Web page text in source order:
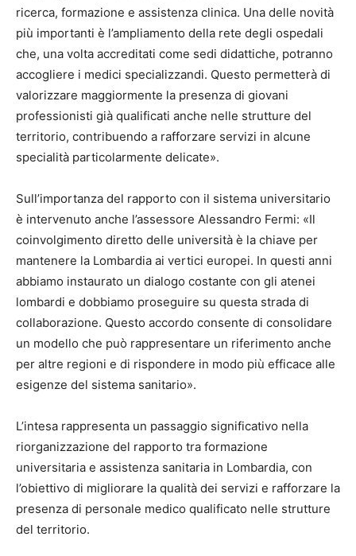
ricerca, formazione e assistenza clinica. Una delle novità
più importanti è l’ampliamento della rete degli ospedali
che, una volta accreditati come sedi didattiche, potranno
accogliere i medici specializzandi. Questo permetterà di
valorizzare maggiormente la presenza di giovani
professionisti già qualificati anche nelle strutture del
territorio, contribuendo a rafforzare servizi in alcune
specialità particolarmente delicate».
Sull’importanza del rapporto con il sistema universitario
è intervenuto anche l’assessore Alessandro Fermi: «Il
coinvolgimento diretto delle università è la chiave per
mantenere la Lombardia ai vertici europei. In questi anni
abbiamo instaurato un dialogo costante con gli atenei
lombardi e dobbiamo proseguire su questa strada di
collaborazione. Questo accordo consente di consolidare
un modello che può rappresentare un riferimento anche
per altre regioni e di rispondere in modo più efficace alle
esigenze del sistema sanitario».
L’intesa rappresenta un passaggio significativo nella
riorganizzazione del rapporto tra formazione
universitaria e assistenza sanitaria in Lombardia, con
l’obiettivo di migliorare la qualità dei servizi e rafforzare la
presenza di personale medico qualificato nelle strutture
del territorio.